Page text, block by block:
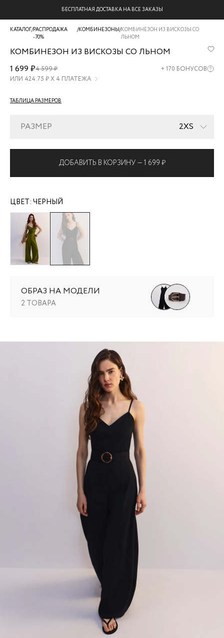
БЕСПЛАТНАЯ ДОСТАВКА НА ВСЕ ЗАКАЗЫ
КАТАЛОГ/РАСПРОДАЖА
-70%
/КОМБИНЕЗОНЫ/КОМБИНЕЗОН ИЗ ВИСКОЗЫ СО
ЛЬНОМ
КОМБИНЕЗОН ИЗ ВИСКОЗЫ СО ЛЬНОМ
ZR2606022916-
50
1 699 ₽4 599 ₽ +170 БОНУСОВ
ИЛИ 424.75 ₽ Х 4 ПЛАТЕЖА
ТАБЛИЦА РАЗМЕРОВ
РАЗМЕР 2XS
ДОБАВИТЬ В КОРЗИНУ — 1 699 ₽
ЦВЕТ: ЧЕРНЫЙ
ОБРАЗ НА МОДЕЛИ
2 ТОВАРА